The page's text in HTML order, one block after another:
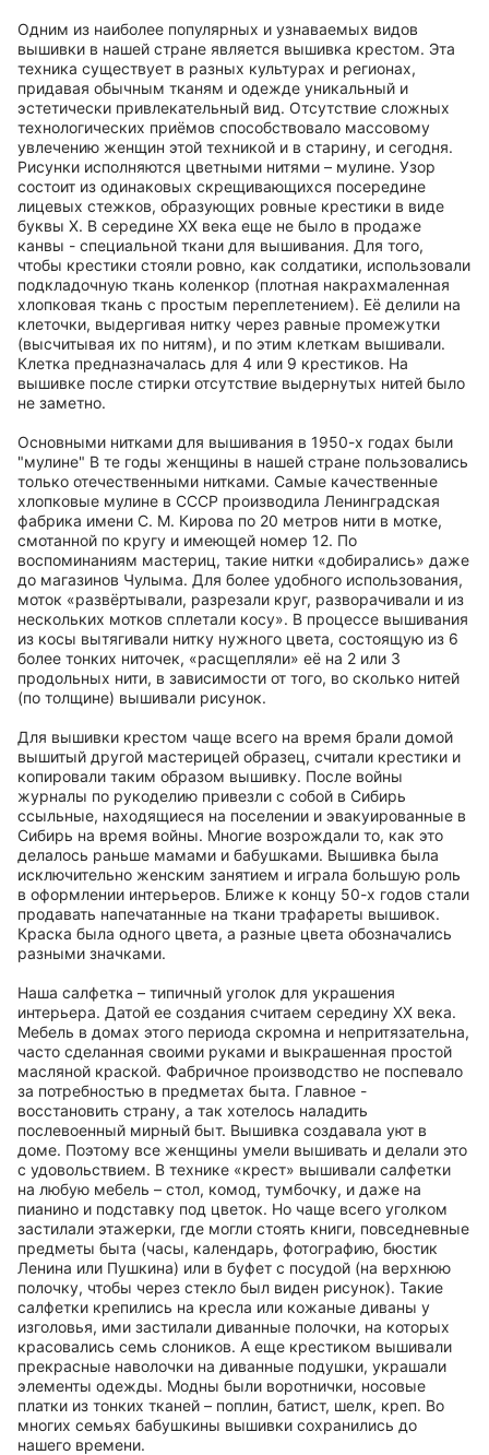
Одним из наиболее популярных и узнаваемых видов
вышивки в нашей стране является вышивка крестом. Эта
техника существует в разных культурах и регионах,
придавая обычным тканям и одежде уникальный и
эстетически привлекательный вид. Отсутствие сложных
технологических приёмов способствовало массовому
увлечению женщин этой техникой и в старину, и сегодня.
Рисунки исполняются цветными нитями – мулине. Узор
состоит из одинаковых скрещивающихся посередине
лицевых стежков, образующих ровные крестики в виде
буквы Х. В середине ХХ века еще не было в продаже
канвы - специальной ткани для вышивания. Для того,
чтобы крестики стояли ровно, как солдатики, использовали
подкладочную ткань коленкор (плотная накрахмаленная
хлопковая ткань с простым переплетением). Её делили на
клеточки, выдергивая нитку через равные промежутки
(высчитывая их по нитям), и по этим клеткам вышивали.
Клетка предназначалась для 4 или 9 крестиков. На
вышивке после стирки отсутствие выдернутых нитей было
не заметно.
Основными нитками для вышивания в 1950-х годах были
"мулине" В те годы женщины в нашей стране пользовались
только отечественными нитками. Самые качественные
хлопковые мулине в СССР производила Ленинградская
фабрика имени С. М. Кирова по 20 метров нити в мотке,
смотанной по кругу и имеющей номер 12. По
воспоминаниям мастериц, такие нитки «добирались» даже
до магазинов Чулыма. Для более удобного использования,
моток «развёртывали, разрезали круг, разворачивали и из
нескольких мотков сплетали косу». В процессе вышивания
из косы вытягивали нитку нужного цвета, состоящую из 6
более тонких ниточек, «расщепляли» её на 2 или 3
продольных нити, в зависимости от того, во сколько нитей
(по толщине) вышивали рисунок.
Для вышивки крестом чаще всего на время брали домой
вышитый другой мастерицей образец, считали крестики и
копировали таким образом вышивку. После войны
журналы по рукоделию привезли с собой в Сибирь
ссыльные, находящиеся на поселении и эвакуированные в
Сибирь на время войны. Многие возрождали то, как это
делалось раньше мамами и бабушками. Вышивка была
исключительно женским занятием и играла большую роль
в оформлении интерьеров. Ближе к концу 50-х годов стали
продавать напечатанные на ткани трафареты вышивок.
Краска была одного цвета, а разные цвета обозначались
разными значками.
Наша салфетка – типичный уголок для украшения
интерьера. Датой ее создания считаем середину ХХ века.
Мебель в домах этого периода скромна и непритязательна,
часто сделанная своими руками и выкрашенная простой
масляной краской. Фабричное производство не поспевало
за потребностью в предметах быта. Главное -
восстановить страну, а так хотелось наладить
послевоенный мирный быт. Вышивка создавала уют в
доме. Поэтому все женщины умели вышивать и делали это
с удовольствием. В технике «крест» вышивали салфетки
на любую мебель – стол, комод, тумбочку, и даже на
пианино и подставку под цветок. Но чаще всего уголком
застилали этажерки, где могли стоять книги, повседневные
предметы быта (часы, календарь, фотографию, бюстик
Ленина или Пушкина) или в буфет с посудой (на верхнюю
полочку, чтобы через стекло был виден рисунок). Такие
салфетки крепились на кресла или кожаные диваны у
изголовья, ими застилали диванные полочки, на которых
красовались семь слоников. А еще крестиком вышивали
прекрасные наволочки на диванные подушки, украшали
элементы одежды. Модны были воротнички, носовые
платки из тонких тканей – поплин, батист, шелк, креп. Во
многих семьях бабушкины вышивки сохранились до
нашего времени.